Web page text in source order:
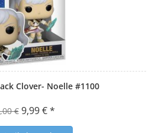
Clover- Noelle #1100
€ 9,99 € *